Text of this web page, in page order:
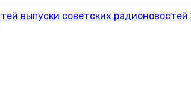
выпуски советских радионовостей